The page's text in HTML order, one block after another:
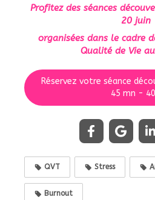
Profitez des séances
20 juin
organisées dans le cadre
Qualité de Vie
Réservez votre séance
45 mn -
QVT Stress
Burnout